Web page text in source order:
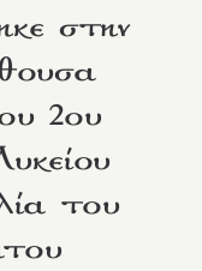
στην
2ου
του